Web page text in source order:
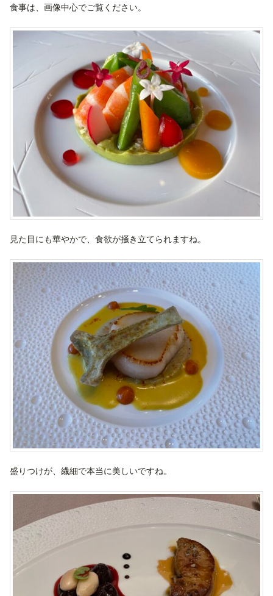
食事は、画像中心でご覧ください。
見た目にも華やかで、食欲が掻き立てられますね。
盛りつけが、繊細で本当に美しいですね。